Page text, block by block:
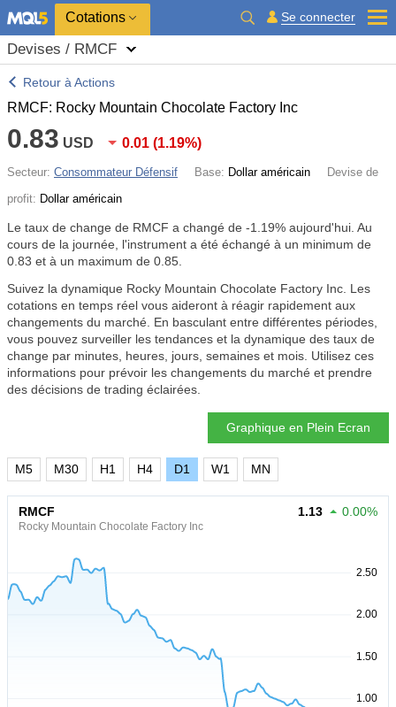
Cotations Se connecter
Devises / RMCF
Retour à Actions
RMCF: Rocky Mountain Chocolate Factory Inc
0.83 USD 0.01 (1.19%)
Secteur: Consommateur Défensif Base: Dollar américain
Devise de
profit: Dollar américain
Le taux de change de RMCF a changé de -1.19% aujourd'hui. Au
cours de la journée, l'instrument a été échangé à un minimum de
0.83 et à un maximum de 0.85.
Suivez la dynamique Rocky Mountain Chocolate Factory Inc. Les
cotations en temps réel vous aideront à réagir rapidement aux
changements du marché. En basculant entre différentes périodes,
vous pouvez surveiller les tendances et la dynamique des taux de
change par minutes, heures, jours, semaines et mois. Utilisez ces
informations pour prévoir les changements du marché et prendre
des décisions de trading éclairées.
Graphique en Plein Ecran
M5 M30 H1 H4 D1 W1 MN
RMCF
Rocky Mountain Chocolate Factory Inc
1.13 0.00%